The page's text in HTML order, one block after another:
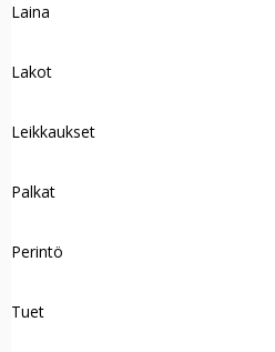
Laina
Lakot
Leikkaukset
Palkat
Perintö
Tuet